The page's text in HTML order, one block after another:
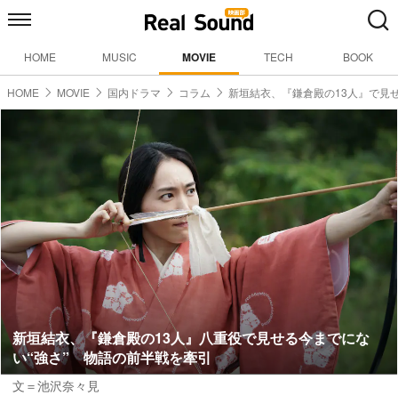
HOME MUSIC MOVIE TECH BOOK
HOME MOVIE 国内ドラマ コラム 新垣結衣、『鎌倉殿の13人』で見
新垣結衣、『鎌倉殿の13人』八重役で見せる今までにな
い“強さ” 物語の前半戦を牽引
文＝池沢奈々見